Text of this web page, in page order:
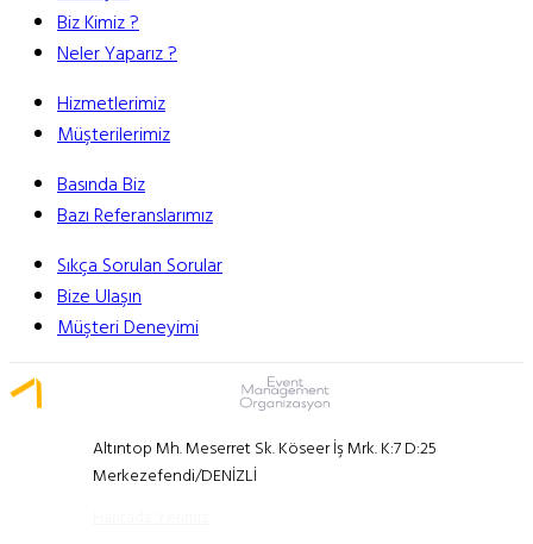
Biz Kimiz ?
Neler Yaparız ?
Hizmetlerimiz
Müşterilerimiz
Basında Biz
Bazı Referanslarımız
Sıkça Sorulan Sorular
Bize Ulaşın
Müşteri Deneyimi
Altıntop Mh. Meserret Sk. Köseer İş Mrk. K:7 D:25
Merkezefendi/DENİZLİ